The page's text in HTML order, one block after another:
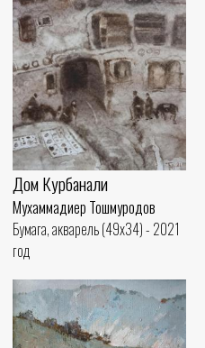
Дом Курбанали
Мухаммадиер Тошмуродов
Бумага, акварель (49x34) - 2021
год